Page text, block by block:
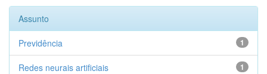
Assunto
1
Previdência
1
Redes neurais artificiais